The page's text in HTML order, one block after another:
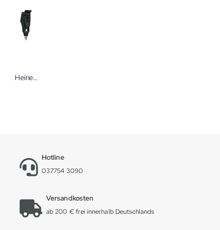
Heine Beta 200 Strich-Skiaskop 2,5 oder 3,5 V
Hotline
037754 3090
Versandkosten
ab 200 € frei innerhalb Deutschlands